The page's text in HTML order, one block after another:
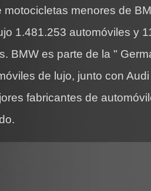
motocicletas menores de
1.481.253 automóviles y
BMW es parte de la "
de lujo, junto con
fabricantes de